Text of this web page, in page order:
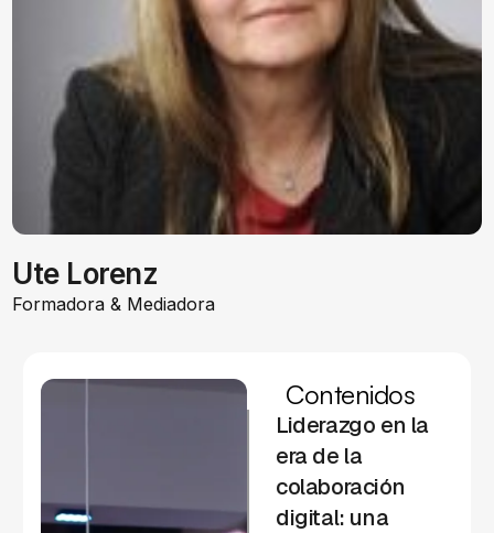
Ute Lorenz
Formadora & Mediadora
Contenidos
Liderazgo en la
era de la
colaboración
digital: una